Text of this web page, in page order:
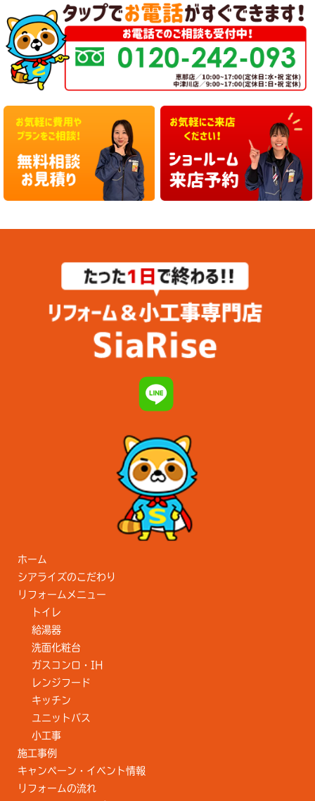
ホーム
シアライズのこだわり
リフォームメニュー
トイレ
給湯器
洗面化粧台
ガスコンロ・IH
レンジフード
キッチン
ユニットバス
小工事
施工事例
キャンペーン・イベント情報
リフォームの流れ